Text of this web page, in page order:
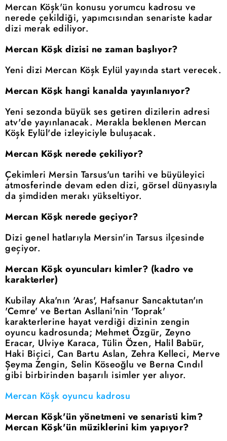
Mercan Köşk'ün konusu yorumcu kadrosu ve
nerede çekildiği, yapımcısından senariste kadar
dizi merak ediliyor.
Mercan Köşk dizisi ne zaman başlıyor?
Yeni dizi Mercan Köşk Eylül yayında start verecek.
Mercan Köşk hangi kanalda yayınlanıyor?
Yeni sezonda büyük ses getiren dizilerin adresi
atv'de yayınlanacak. Merakla beklenen Mercan
Köşk Eylül'de izleyiciyle buluşacak.
Mercan Köşk nerede çekiliyor?
Çekimleri Mersin Tarsus'un tarihi ve büyüleyici
atmosferinde devam eden dizi, görsel dünyasıyla
da şimdiden merakı yükseltiyor.
Mercan Köşk nerede geçiyor?
Dizi genel hatlarıyla Mersin'in Tarsus ilçesinde
geçiyor.
Mercan Köşk oyuncuları kimler? (kadro ve
karakterler)
Kubilay Aka'nın 'Aras', Hafsanur Sancaktutan'ın
'Cemre' ve Bertan Asllani'nin 'Toprak'
karakterlerine hayat verdiği dizinin zengin
oyuncu kadrosunda; Mehmet Özgür, Zeyno
Eracar, Ulviye Karaca, Tülin Özen, Halil Babür,
Haki Biçici, Can Bartu Aslan, Zehra Kelleci, Merve
Şeyma Zengin, Selin Köseoğlu ve Berna Cındıl
gibi birbirinden başarılı isimler yer alıyor.
Mercan Köşk oyuncu kadrosu
Mercan Köşk'ün yönetmeni ve senaristi kim?
Mercan Köşk'ün müziklerini kim yapıyor?